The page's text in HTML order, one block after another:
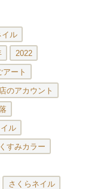
イル
2022
アート
のアカウント
ル
くすみカラー
さくらネイル